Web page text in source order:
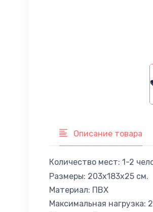
Описание товара
Количество мест: 1-2
Размеры: 203x183x25 см.
Материал: ПВХ
Максимальная нагрузка: